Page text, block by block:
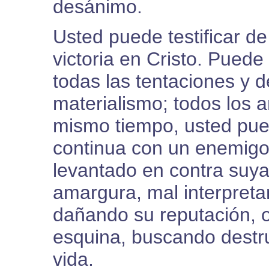
desánimo.
Usted puede testificar
victoria en Cristo.
todas las tentaciones y
materialismo; todos los
mismo tiempo, usted
continua con un
levantado en contra
amargura, mal
dañando su reputación,
esquina, buscando
vida.